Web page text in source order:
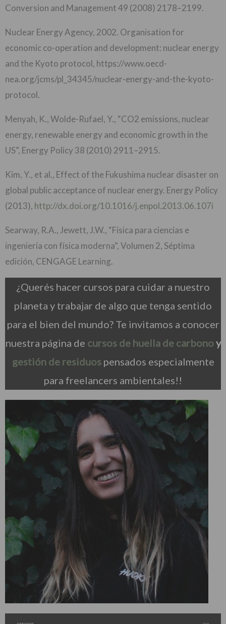
Conversion and Management 49 (2008) 2178–2199.
Nuclear Energy Agency, 2002. Organisation for
economic co-operation and development: nuclear energy
and the Kyoto protocol, https://www.oecd-
nea.org/jcms/pl_34345/nuclear-energy-and-the-kyoto-
protocol.
Menyah, K., Wolde-Rufael, Y., “CO2 emissions, nuclear
energy, renewable energy and economic growth in the
US”, Energy Policy 38 (2010) 2911–2915.
Kim, Y., et al., Effect of the Fukushima nuclear disaster on
global public acceptance of nuclear energy. Energy Policy
(2013), http://dx.doi.org/10.1016/j.enpol.2013.06.107i
Searway, R.A., Jewett, J.W., “Física para ciencias e
ingeniería con física moderna”, Volumen 2, Séptima
edición, CENGAGE Learning.
¿Querés hacer cursos para cuidar a nuestro
planeta y trabajar de algo que tenga sentido
para el bien del mundo? Te invitamos a conocer
nuestra página de cursos de huella de carbonoy
gestión de residuospensados especialmente
para freelancers ambientales!!